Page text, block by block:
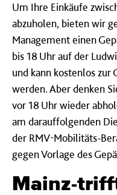
Um Ihre Einkäufe
abzuholen, bieten wir
Management einen
bis 18 Uhr auf der
und kann kostenlos zur
werden. Aber denken
vor 18 Uhr wieder
am darauffolgenden
der RMV-Mobilitäts-
gegen Vorlage des
Mainz-